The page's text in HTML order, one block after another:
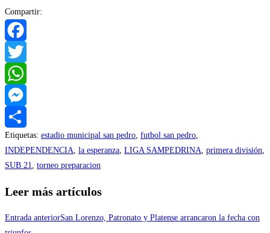
Compartir:
Facebook
Twitter
WhatsApp
Messenger
Compartir
Etiquetas: estadio municipal san pedro, futbol san pedro,
INDEPENDENCIA, la esperanza, LIGA SAMPEDRINA, primera división,
SUB 21, torneo preparacion
Leer más artículos
Entrada anteriorSan Lorenzo, Patronato y Platense arrancaron la fecha con